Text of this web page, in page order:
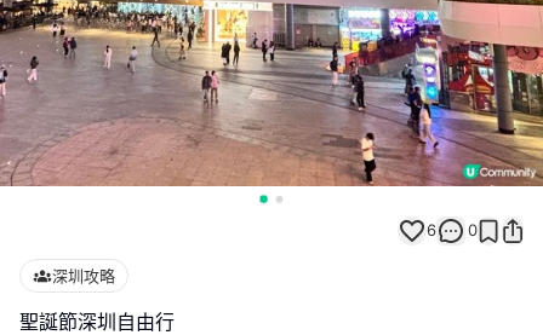
6 0
深圳攻略
聖誕節深圳自由行